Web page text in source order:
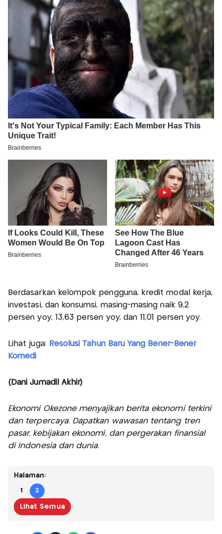
Berdasarkan kelompok pengguna, kredit modal kerja,
investasi, dan konsumsi, masing-masing naik 9,2
persen yoy, 13,63 persen yoy, dan 11,01 persen yoy.
Lihat juga: Resolusi Tahun Baru Yang Bener-Bener
Komedi
(Dani Jumadil Akhir)
Ekonomi Okezone menyajikan berita ekonomi terkini
dan terpercaya. Dapatkan wawasan tentang tren
pasar, kebijakan ekonomi, dan pergerakan finansial
di Indonesia dan dunia.
Halaman:
1 2
Lihat Semua